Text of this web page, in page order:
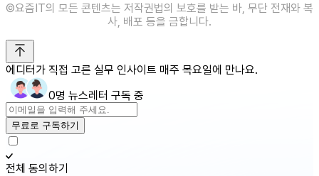
©️요즘IT의 모든 콘텐츠는 저작권법의 보호를 받는 바, 무단 전재와 복
사, 배포 등을 금합니다.
에디터가 직접 고른 실무 인사이트 매주 목요일에 만나요.
0명 뉴스레터 구독 중
무료로 구독하기
전체 동의하기